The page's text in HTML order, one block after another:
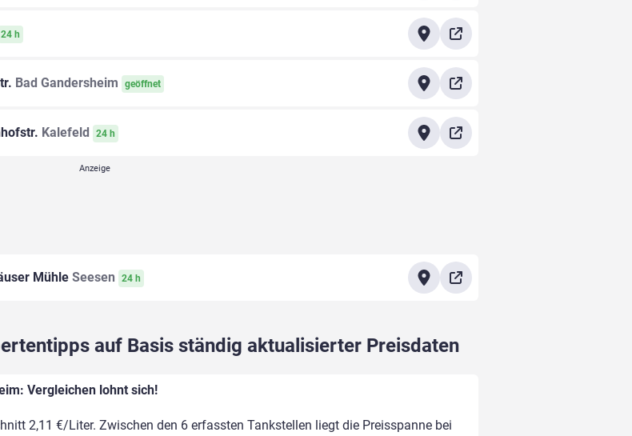
24 h
Bad Gandersheim geöffnet
Kalefeld 24 h
Mühle Seesen 24 h
auf Basis ständig aktualisierter Preisdaten
Vergleichen lohnt sich!
2,11 €/Liter. Zwischen den 6 erfassten Tankstellen liegt die Preisspanne bei